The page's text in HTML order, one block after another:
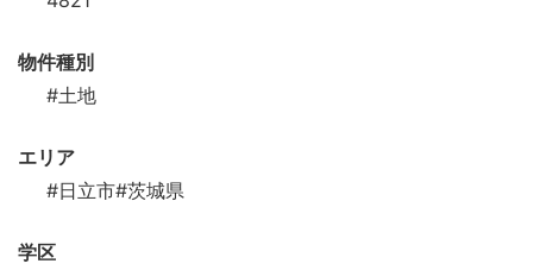
物件種別
#土地
エリア
#日立市#茨城県
学区